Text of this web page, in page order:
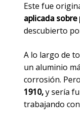
Este fue
aplicada
descubierto
A lo largo de
un aluminio
corrosión. Pero
1910,y sería
trabajando